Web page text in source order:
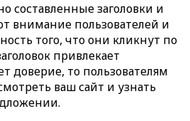
составленные заголовки и
внимание пользователей и
того, что они кликнут по
привлекает
доверие, то пользователям
ваш сайт и узнать